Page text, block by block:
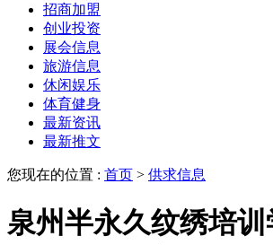
招商加盟
创业投资
展会信息
旅游信息
休闲娱乐
体育健身
最新资讯
最新推文
您现在的位置 : 首页 > 供求信息
泉州半永久纹绣培